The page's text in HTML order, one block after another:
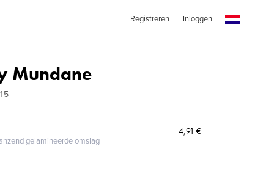
Registreren Inloggen
Mundane
gelamineerde omslag
4,91 €